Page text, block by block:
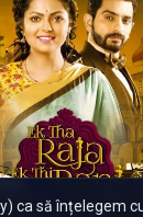
ca să înțelegem